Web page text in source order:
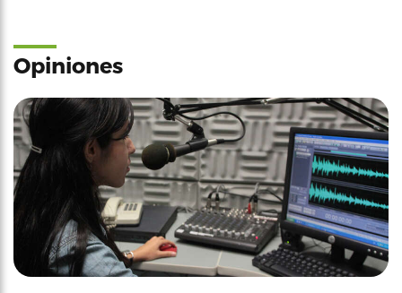
Opiniones